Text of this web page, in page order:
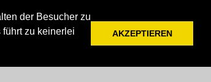
der Besucher zu
zu keinerlei
AKZEPTIEREN